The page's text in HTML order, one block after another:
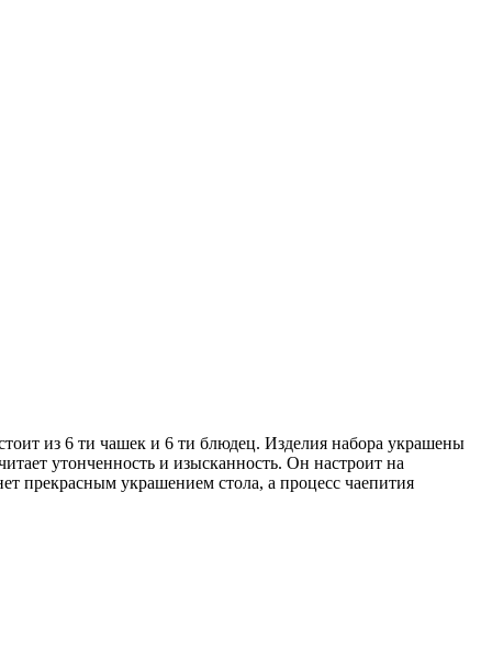
из 6 ти чашек и 6 ти блюдец. Изделия набора украшены
утонченность и изысканность. Он настроит на
прекрасным украшением стола, а процесс чаепития